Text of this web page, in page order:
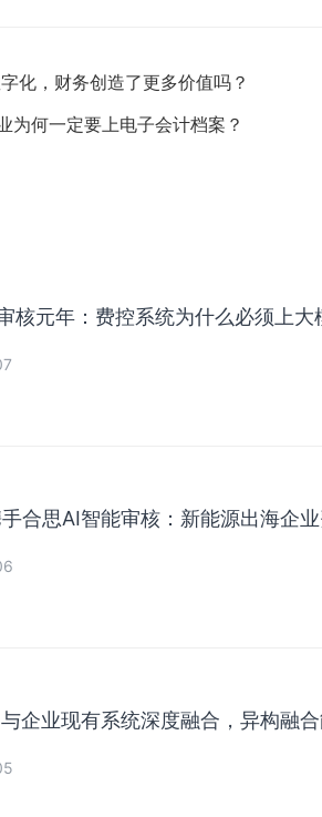
化，财务创造了更多价值吗？
为何一定要上电子会计档案？
核元年：费控系统为什么必须上大
合思AI智能审核：新能源出海企
企业现有系统深度融合，异构融